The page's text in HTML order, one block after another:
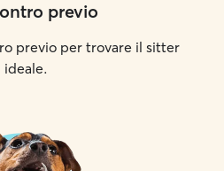
previo
previo per trovare il sitter
ideale.